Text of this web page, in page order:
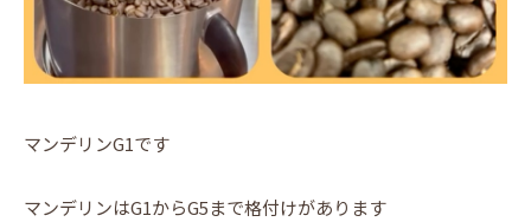
マンデリンG1です
マンデリンはG1からG5まで格付けがあります